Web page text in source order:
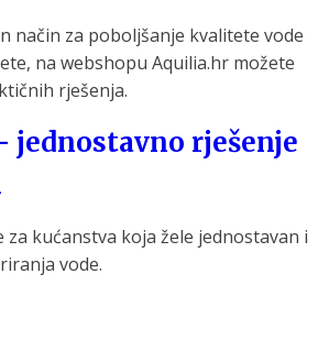
način za poboljšanje kvalitete vode
na webshopu Aquilia.hr možete
rješenja.
jednostavno rješenje
za kućanstva koja žele jednostavan i
vode.